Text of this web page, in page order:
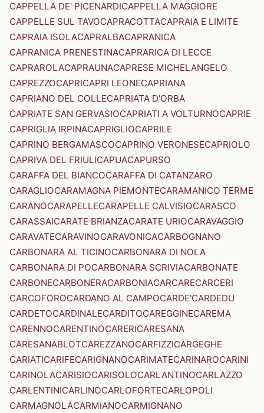
CAPPELLA DE' PICENARDICAPPELLA MAGGIORE
CAPPELLE SUL TAVOCAPRACOTTACAPRAIA E LIMITE
CAPRAIA ISOLACAPRALBACAPRANICA
CAPRANICA PRENESTINACAPRARICA DI LECCE
CAPRAROLACAPRAUNACAPRESE MICHELANGELO
CAPREZZOCAPRICAPRI LEONECAPRIANA
CAPRIANO DEL COLLECAPRIATA D'ORBA
CAPRIATE SAN GERVASIOCAPRIATI A VOLTURNOCAPRIE
CAPRIGLIA IRPINACAPRIGLIOCAPRILE
CAPRINO BERGAMASCOCAPRINO VERONESECAPRIOLO
CAPRIVA DEL FRIULICAPUACAPURSO
CARAFFA DEL BIANCOCARAFFA DI CATANZARO
CARAGLIOCARAMAGNA PIEMONTECARAMANICO TERME
CARANOCARAPELLECARAPELLE CALVISIOCARASCO
CARASSAICARATE BRIANZACARATE URIOCARAVAGGIO
CARAVATECARAVINOCARAVONICACARBOGNANO
CARBONARA AL TICINOCARBONARA DI NOLA
CARBONARA DI POCARBONARA SCRIVIACARBONATE
CARBONECARBONERACARBONIACARCARECARCERI
CARCOFOROCARDANO AL CAMPOCARDE'CARDEDU
CARDETOCARDINALECARDITOCAREGGINECAREMA
CARENNOCARENTINOCARERICARESANA
CARESANABLOTCAREZZANOCARFIZZICARGEGHE
CARIATICARIFECARIGNANOCARIMATECARINAROCARINI
CARINOLACARISIOCARISOLOCARLANTINOCARLAZZO
CARLENTINICARLINOCARLOFORTECARLOPOLI
CARMAGNOLACARMIANOCARMIGNANO